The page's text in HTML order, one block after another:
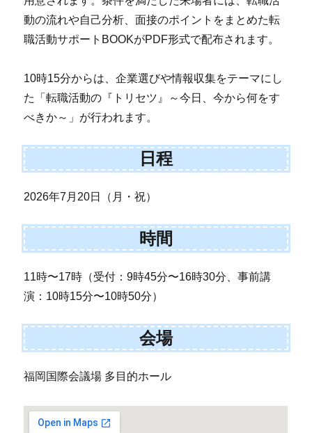
動の流れや自己分析、面接のポイントをまとめた転
職活動サポートBOOKがPDF形式で配布されます。
10時15分からは、企業選びや情報収集をテーマにし
た「転職活動の『トリセツ』～今日、今から何をす
べきか～」が行われます。
日程
2026年7月20日（月・祝）
時間
11時〜17時（受付：9時45分〜16時30分、事前講
演：10時15分〜10時50分）
会場
福岡国際会議場 多目的ホール